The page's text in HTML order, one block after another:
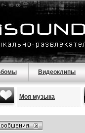
Видеоклипы
Моя музыка